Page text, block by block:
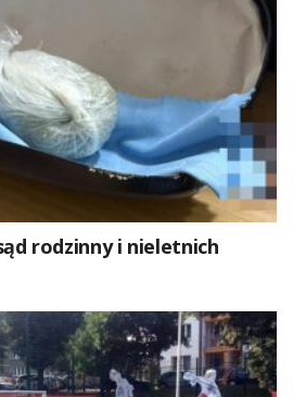
rodzinny i nieletnich